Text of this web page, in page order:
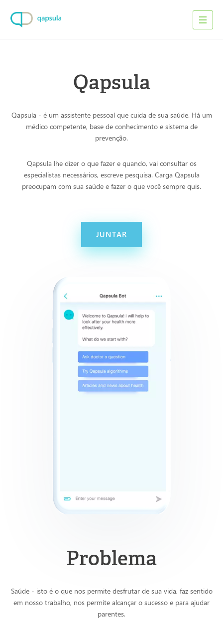
Qapsula
Qapsula - é um assistente pessoal que cuida de sua saúde. Há um
médico competente, base de conhecimento e sistema de
prevenção.
Qapsula lhe dizer o que fazer e quando, vai consultar os
especialistas necessários, escreve pesquisa. Carga Qapsula
preocupam com sua saúde e fazer o que você sempre quis.
JUNTAR
Problema
Saúde - isto é o que nos permite desfrutar de sua vida, faz sentido
em nosso trabalho, nos permite alcançar o sucesso e para ajudar
parentes.